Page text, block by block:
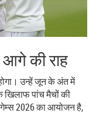
की राह
उन्हें जून के अंत में
पांच मैचों की
गेम्स 2026 का आयोजन है,